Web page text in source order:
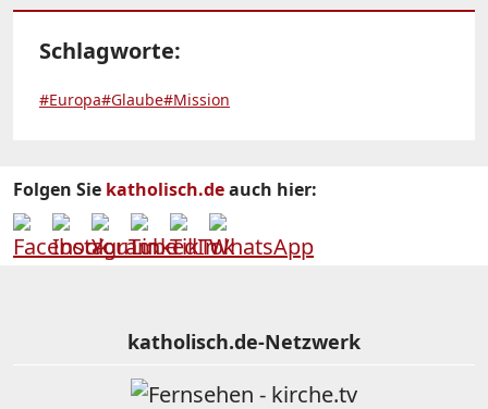
Schlagworte:
#Europa#Glaube#Mission
Folgen Sie katholisch.deauch hier:
katholisch.de-Netzwerk